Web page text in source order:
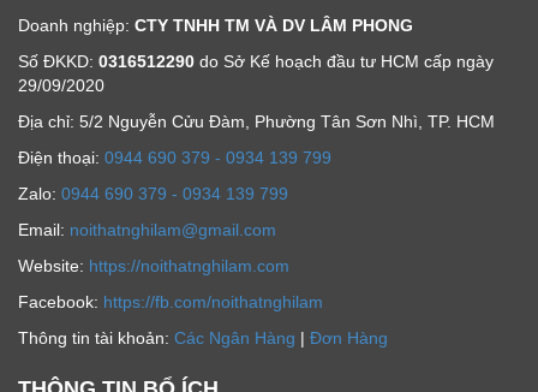
Doanh nghiệp: CTY TNHH TM VÀ DV LÂM PHONG
Số ĐKKD: 0316512290 do Sở Kế hoạch đầu tư HCM cấp ngày
29/09/2020
Địa chỉ: 5/2 Nguyễn Cửu Đàm, Phường Tân Sơn Nhì, TP. HCM
Ðiện thoại: 0944 690 379 - 0934 139 799
Zalo: 0944 690 379 - 0934 139 799
Email: noithatnghilam@gmail.com
Website: https://noithatnghilam.com
Facebook: https://fb.com/noithatnghilam
Thông tin tài khoản: Các Ngân Hàng | Đơn Hàng